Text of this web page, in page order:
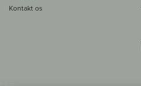
Kontakt os